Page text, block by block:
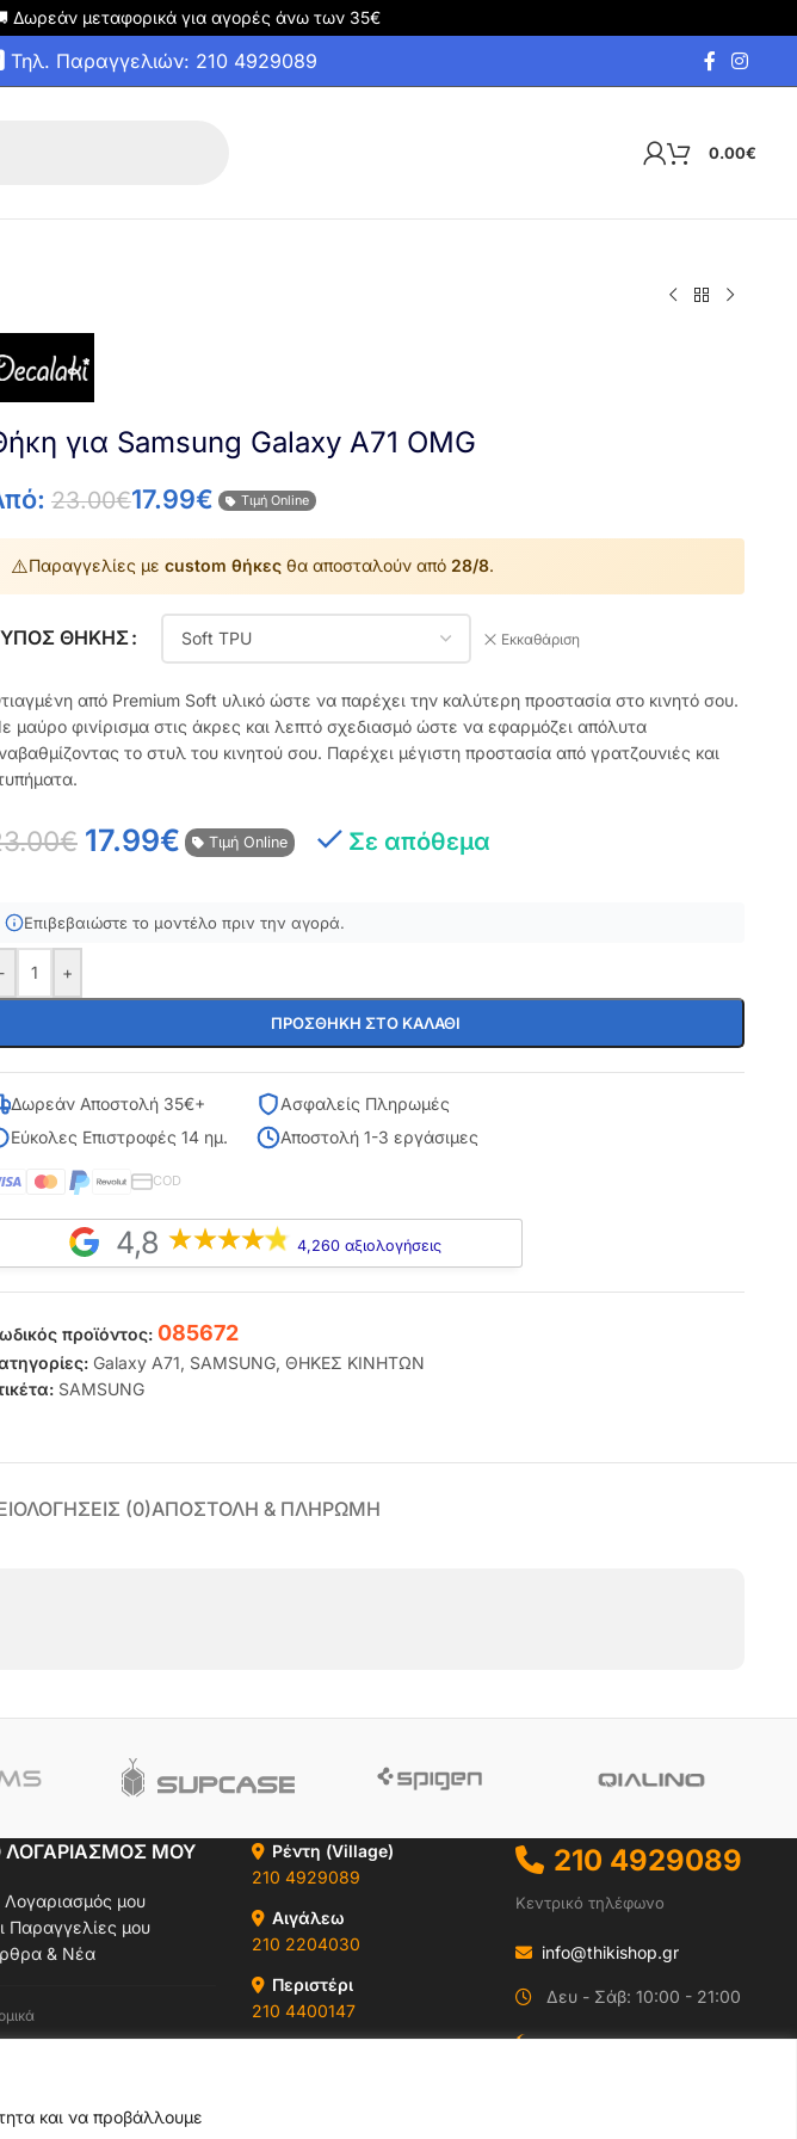
και να προβάλλουμε
Δωρεάν μεταφορικά για αγορές άνω των 35€
Τηλ. Παραγγελιών: 210 4929089
0.00€
για Samsung Galaxy A71 OMG
23.00€17.99€ Τιμή Online
⚠️Παραγγελίες με custom θήκεςθα αποσταλούν από 28/8.
ΘΉΚΗΣ Εκκαθάριση
από Premium Soft υλικό ώστε να παρέχει την καλύτερη προστασία στο κινητό σου.
μαύρο φινίρισμα στις άκρες και λεπτό σχεδιασμό ώστε να εφαρμόζει απόλυτα
το στυλ του κινητού σου. Παρέχει μέγιστη προστασία από γρατζουνιές και
€ 17.99€ Τιμή Online Σε απόθεμα
Επιβεβαιώστε το μοντέλο πριν την αγορά.
- +
ΠΡΟΣΘΉΚΗ ΣΤΟ ΚΑΛΆΘΙ
Δωρεάν Αποστολή 35€+
Ασφαλείς Πληρωμές
Εύκολες Επιστροφές 14 ημ.
Αποστολή 1-3 εργάσιμες
COD
4,8 4,260 αξιολογήσεις
προϊόντος: 085672
Galaxy A71, SAMSUNG, ΘΗΚΕΣ ΚΙΝΗΤΩΝ
SAMSUNG
(0)ΑΠΟΣΤΟΛΗ & ΠΛΗΡΩΜΗ
ΛΟΓΑΡΙΑΣΜΟΣ ΜΟΥ
μου
Παραγγελίες μου
& Νέα
Ρέντη (Village)
210 4929089
Αιγάλεω
210 2204030
Περιστέρι
210 4400147
210 4929089
Κεντρικό τηλέφωνο
info@thikishop.gr
Δευ - Σάβ: 10:00 - 21:00